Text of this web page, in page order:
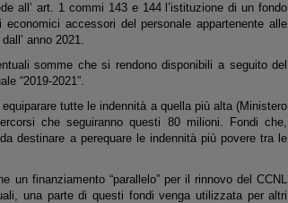
all’ art. 1 commi 143 e 144 l’istituzione di un fondo
accessori del personale appartenente alle
anno 2021.
somme che si rendono disponibili a seguito del
“2019-2021”.
tutte le indennità a quella più alta (Ministero
che seguiranno questi 80 milioni. Fondi che,
destinare a perequare le indennità più povere tra le
un finanziamento “parallelo” per il rinnovo del CCNL
una parte di questi fondi venga utilizzata per altri